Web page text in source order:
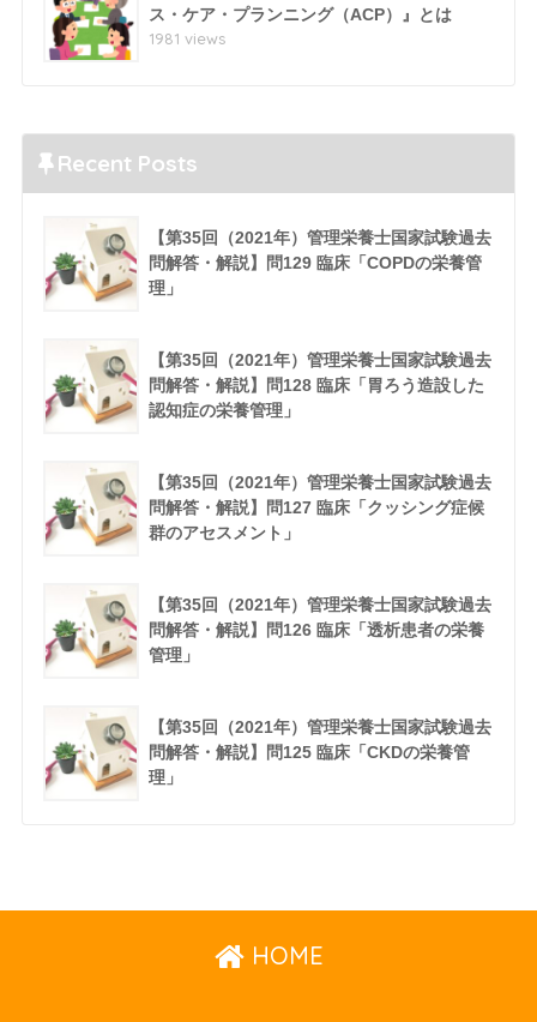
ス・ケア・プランニング（ACP）』とは
1981 views
Recent Posts
【第35回（2021年）管理栄養士国家試験過去
問解答・解説】問129 臨床「COPDの栄養管
理」
【第35回（2021年）管理栄養士国家試験過去
問解答・解説】問128 臨床「胃ろう造設した
認知症の栄養管理」
【第35回（2021年）管理栄養士国家試験過去
問解答・解説】問127 臨床「クッシング症候
群のアセスメント」
【第35回（2021年）管理栄養士国家試験過去
問解答・解説】問126 臨床「透析患者の栄養
管理」
【第35回（2021年）管理栄養士国家試験過去
問解答・解説】問125 臨床「CKDの栄養管
理」
HOME